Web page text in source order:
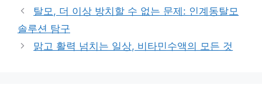
탈모, 더 이상 방치할 수 없는 문제: 인계동탈모
솔루션 탐구
맑고 활력 넘치는 일상, 비타민수액의 모든 것